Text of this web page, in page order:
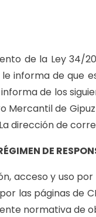
de la Ley 34/
le informa de que
informa de los
Mercantil de
dirección de
DE
acceso y uso por
las páginas de
normativa de